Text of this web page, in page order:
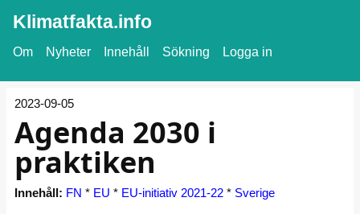
Klimatfakta.info
Om Nyheter Innehåll Sökning Logga in
2023-09-05
Agenda 2030 i
praktiken
Innehåll: FN * EU * EU-initiativ 2021-22 * Sverige